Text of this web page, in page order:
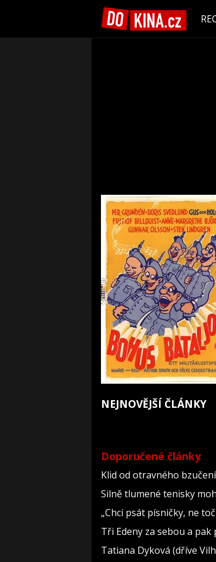
NEJNOVĚJŠÍ ČLÁNKY
Doporučené články
Klid od otravného
Silně tlumené tenisky
„Chci psát písničky, ne
Tři Edeny za sebou a
Tatiana Dyková (dříve